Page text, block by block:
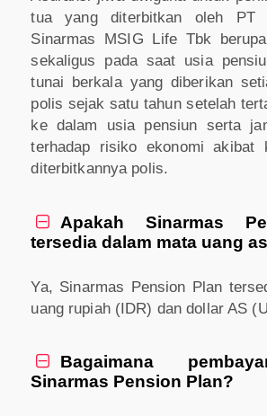
tua yang diterbitkan oleh PT
Sinarmas MSIG Life Tbk
sekaligus pada saat usia
tunai berkala yang diberikan
polis sejak satu tahun setelah
ke dalam usia pensiun serta
terhadap risiko ekonomi akibat
diterbitkannya polis.

Apakah Sinarmas
tersedia dalam mata uang
Ya, Sinarmas Pension Plan
uang rupiah (IDR) dan dollar AS

Bagaimana
Sinarmas Pension Plan?